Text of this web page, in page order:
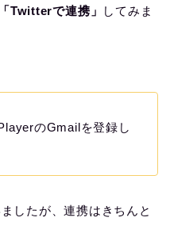
「Twitterで連携」
してみま
のGmailを登録し
したが、連携はきちんと